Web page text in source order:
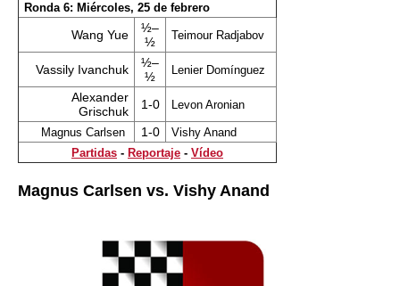
Ronda 6: Miércoles, 25 de febrero
Wang Yue
½–
½
Teimour Radjabov
Vassily Ivanchuk
½–
½
Lenier Domínguez
Alexander
Grischuk
1-0 Levon Aronian
Magnus Carlsen 1-0
Vishy Anand
Partidas - Reportaje - Vídeo
Magnus Carlsen vs. Vishy Anand